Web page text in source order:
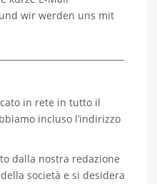
und wir werden uns mit
in rete in tutto il
incluso l’indirizzo
dalla nostra redazione
società e si desidera